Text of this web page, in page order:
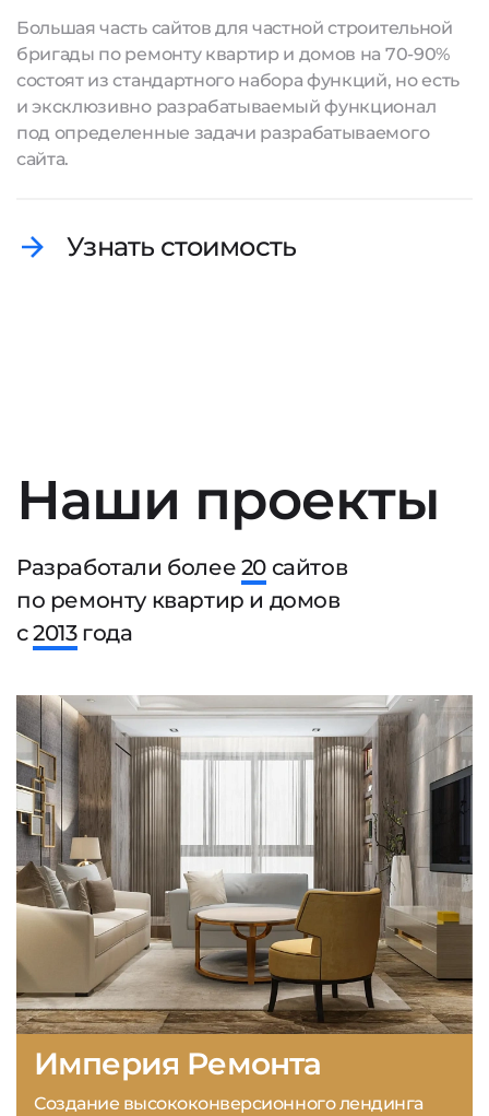
Большая часть сайтов для частной строительной
бригады по ремонту квартир и домов на 70-90%
состоят из стандартного набора функций, но есть
и эксклюзивно разрабатываемый функционал
под определенные задачи разрабатываемого
сайта.
Узнать стоимость
Наши проекты
Разработали более 20 сайтов
по ремонту квартир и домов
с2013года
Империя Ремонта
Создание высококонверсионного лендинга